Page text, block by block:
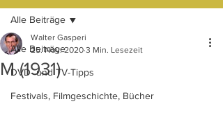
Alle Beiträge
DVD- und TV-Tipps
Festivals, Filmgeschichte, Bücher
Alle Beiträge
M (1931)
Walter Gasperi
25. Nov. 2020 3 Min. Lesezeit